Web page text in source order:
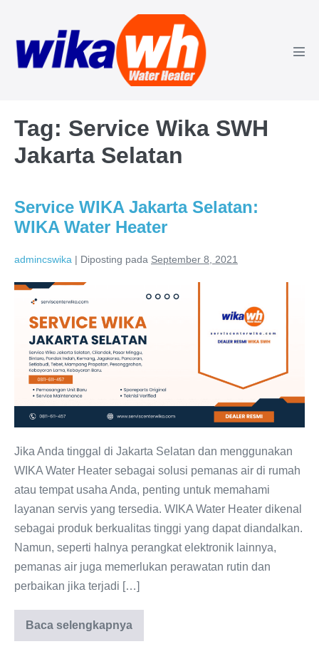
konten
Tag: Service Wika SWH
Jakarta Selatan
Service WIKA Jakarta Selatan:
WIKA Water Heater
admincswika | Diposting pada September 8, 2021
Service
Jakarta
Selatan:
WIKA
Water
Heater
Jika Anda tinggal di Jakarta Selatan dan menggunakan
WIKA Water Heater sebagai solusi pemanas air di rumah
atau tempat usaha Anda, penting untuk memahami
layanan servis yang tersedia. WIKA Water Heater dikenal
sebagai produk berkualitas tinggi yang dapat diandalkan.
Namun, seperti halnya perangkat elektronik lainnya,
pemanas air juga memerlukan perawatan rutin dan
perbaikan jika terjadi […]
Baca selengkapnya
Service
WIKA